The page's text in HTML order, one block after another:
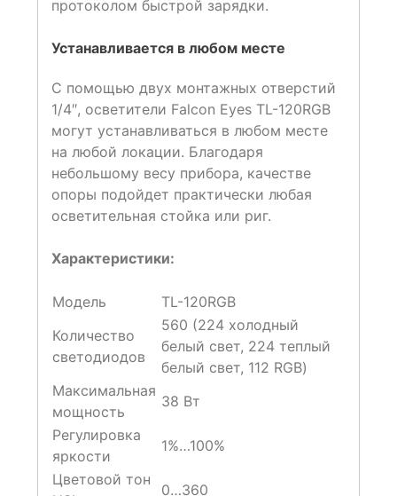
протоколом быстрой зарядки.
Устанавливается в любом месте
С помощью двух монтажных отверстий
1/4″, осветители Falcon Eyes TL-120RGB
могут устанавливаться в любом месте
на любой локации. Благодаря
небольшому весу прибора, качестве
опоры подойдет практически любая
осветительная стойка или риг.
Характеристики:
Модель
TL-120RGB
Количество
светодиодов
560 (224 холодный
белый свет, 224 теплый
белый свет, 112 RGB)
Максимальная
мощность
38 Вт
Регулировка
яркости
1%…100%
Цветовой тон
0…360